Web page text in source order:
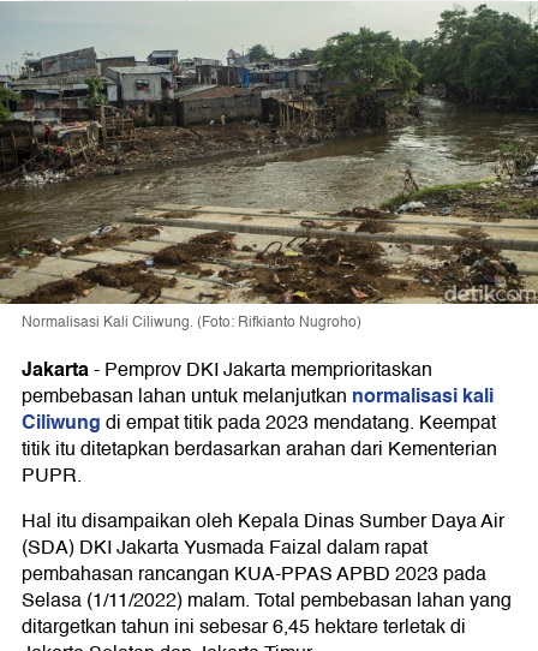
Normalisasi Kali Ciliwung. (Foto: Rifkianto Nugroho)
Jakarta-Pemprov DKI Jakarta memprioritaskan
pembebasan lahan untuk melanjutkan normalisasi kali
Ciliwungdi empat titik pada 2023 mendatang. Keempat
titik itu ditetapkan berdasarkan arahan dari Kementerian
PUPR.
Hal itu disampaikan oleh Kepala Dinas Sumber Daya Air
(SDA) DKI Jakarta Yusmada Faizal dalam rapat
pembahasan rancangan KUA-PPAS APBD 2023 pada
Selasa (1/11/2022) malam. Total pembebasan lahan yang
ditargetkan tahun ini sebesar 6,45 hektare terletak di